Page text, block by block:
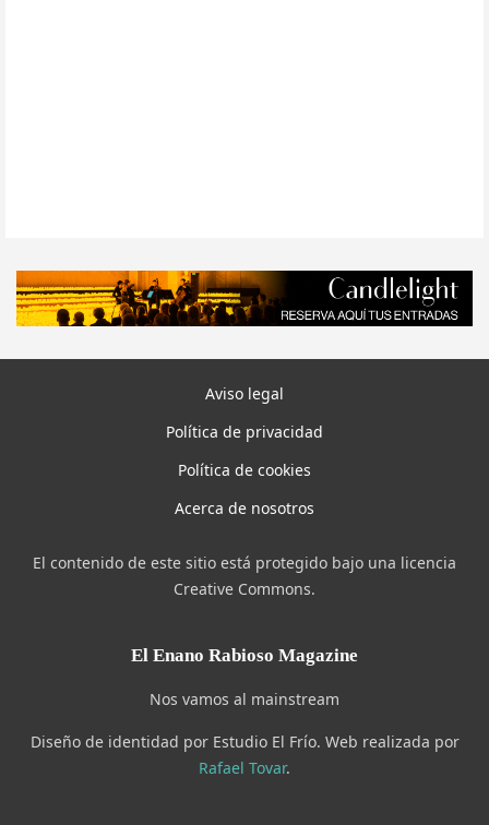
Aviso legal
Política de privacidad
Política de cookies
Acerca de nosotros
El contenido de este sitio está protegido bajo una licencia
Creative Commons.
El Enano Rabioso Magazine
Nos vamos al mainstream
Diseño de identidad por Estudio El Frío. Web realizada por
Rafael Tovar.